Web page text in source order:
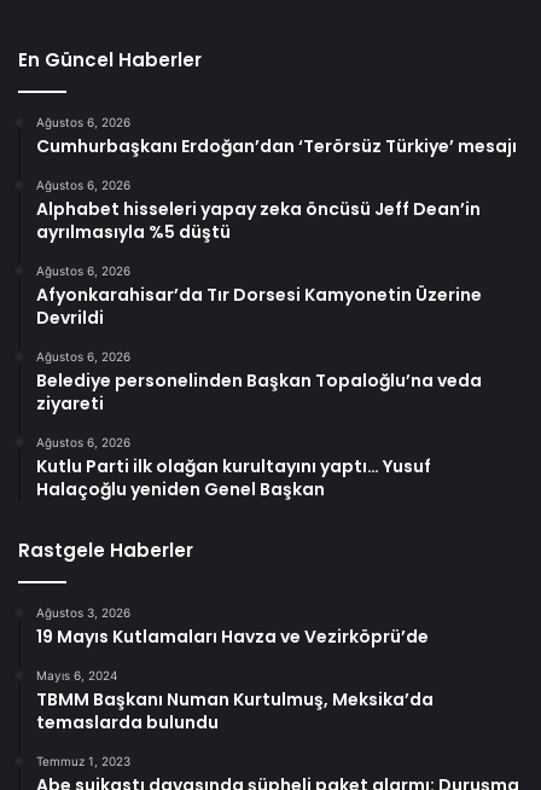
En Güncel Haberler
Ağustos 6, 2026
Cumhurbaşkanı Erdoğan’dan ‘Terörsüz Türkiye’ mesajı
Ağustos 6, 2026
Alphabet hisseleri yapay zeka öncüsü Jeff Dean’in
ayrılmasıyla %5 düştü
Ağustos 6, 2026
Afyonkarahisar’da Tır Dorsesi Kamyonetin Üzerine
Devrildi
Ağustos 6, 2026
Belediye personelinden Başkan Topaloğlu’na veda
ziyareti
Ağustos 6, 2026
Kutlu Parti ilk olağan kurultayını yaptı… Yusuf
Halaçoğlu yeniden Genel Başkan
Rastgele Haberler
Ağustos 3, 2026
19 Mayıs Kutlamaları Havza ve Vezirköprü’de
Mayıs 6, 2024
TBMM Başkanı Numan Kurtulmuş, Meksika’da
temaslarda bulundu
Temmuz 1, 2023